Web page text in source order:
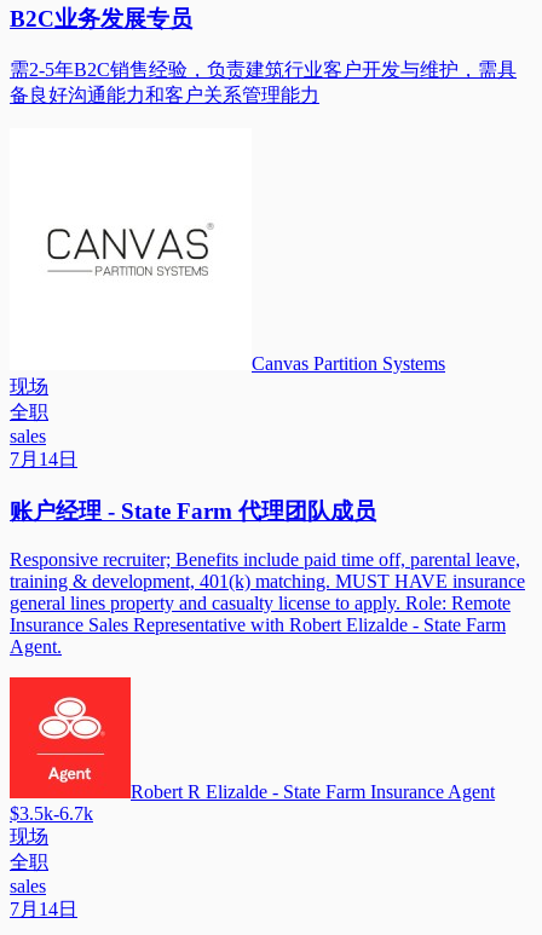
B2C业务发展专员
需2-5年B2C销售经验，负责建筑行业客户开发与维护，需具
备良好沟通能力和客户关系管理能力
Canvas Partition Systems
现场
全职
sales
7月14日
账户经理 - State Farm 代理团队成员
Responsive recruiter; Benefits include paid time off, parental leave,
training & development, 401(k) matching. MUST HAVE insurance
general lines property and casualty license to apply. Role: Remote
Insurance Sales Representative with Robert Elizalde - State Farm
Agent.
Robert R Elizalde - State Farm Insurance Agent
$3.5k-6.7k
现场
全职
sales
7月14日